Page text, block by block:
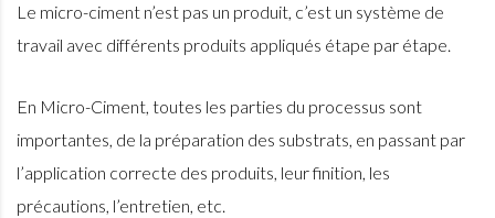
Le micro-ciment n’est pas un produit, c’est un système de
travail avec différents produits appliqués étape par étape.
En Micro-Ciment, toutes les parties du processus sont
importantes, de la préparation des substrats, en passant par
l’application correcte des produits, leur finition, les
précautions, l’entretien, etc.